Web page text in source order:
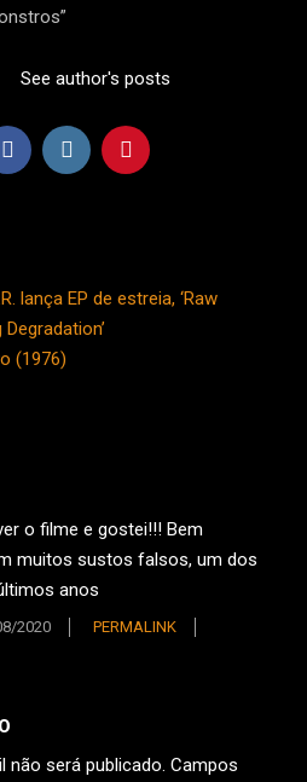
See author's posts
lança EP de estreia, ‘Raw
(1976)
o filme e gostei!!! Bem
muitos sustos falsos, um dos
anos
2020
PERMALINK
não será publicado. Campos